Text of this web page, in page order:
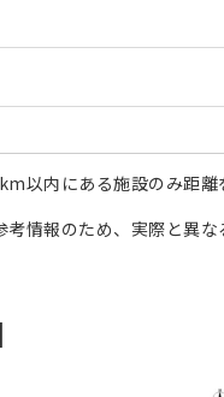
以内にある施設のみ距離
情報のため、実際と異な